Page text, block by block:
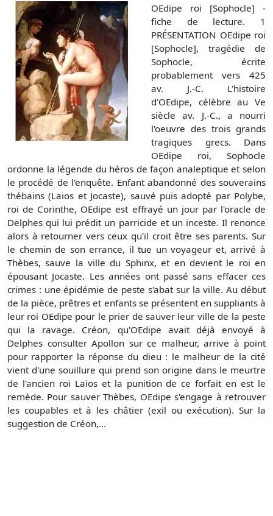
OEdipe roi [Sophocle] -
fiche de lecture. 1
PRÉSENTATION OEdipe roi
[Sophocle], tragédie de
Sophocle, écrite
probablement vers 425
av. J.-C. L'histoire
d'OEdipe, célèbre au Ve
siècle av. J.-C., a nourri
l'oeuvre des trois grands
tragiques grecs. Dans
OEdipe roi, Sophocle
ordonne la légende du héros de façon analeptique et selon
le procédé de l'enquête. Enfant abandonné des souverains
thébains (Laios et Jocaste), sauvé puis adopté par Polybe,
roi de Corinthe, OEdipe est effrayé un jour par l'oracle de
Delphes qui lui prédit un parricide et un inceste. Il renonce
alors à retourner vers ceux qu'il croit être ses parents. Sur
le chemin de son errance, il tue un voyageur et, arrivé à
Thèbes, sauve la ville du Sphinx, et en devient le roi en
épousant Jocaste. Les années ont passé sans effacer ces
crimes : une épidémie de peste s'abat sur la ville. Au début
de la pièce, prêtres et enfants se présentent en suppliants à
leur roi OEdipe pour le prier de sauver leur ville de la peste
qui la ravage. Créon, qu'OEdipe avait déjà envoyé à
Delphes consulter Apollon sur ce malheur, arrive à point
pour rapporter la réponse du dieu : le malheur de la cité
vient d'une souillure qui prend son origine dans le meurtre
de l'ancien roi Laios et la punition de ce forfait en est le
remède. Pour sauver Thèbes, OEdipe s'engage à retrouver
les coupables et à les châtier (exil ou exécution). Sur la
suggestion de Créon,...